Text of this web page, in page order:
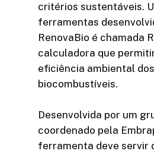
critérios sustentáveis.
ferramentas
RenovaBio é chamada
calculadora que
eficiência ambiental dos
biocombustíveis.
Desenvolvida por um
coordenado pela
ferramenta deve servir